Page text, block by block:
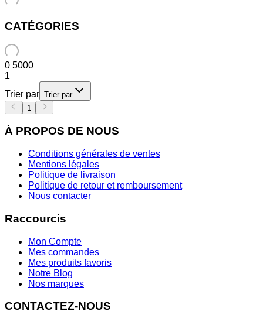
CATÉGORIES
0 5000
1
Trier par Trier par
1
À PROPOS DE NOUS
Conditions générales de ventes
Mentions légales
Politique de livraison
Politique de retour et remboursement
Nous contacter
Raccourcis
Mon Compte
Mes commandes
Mes produits favoris
Notre Blog
Nos marques
CONTACTEZ-NOUS